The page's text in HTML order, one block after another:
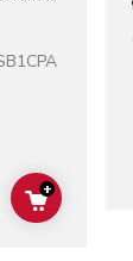
ADD TO
+